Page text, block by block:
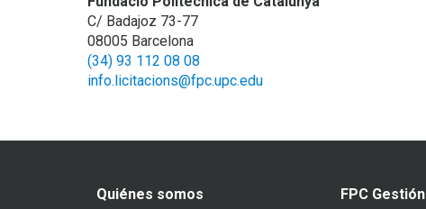
C/ Badajoz 73-77
08005 Barcelona
(34) 93 112 08 08
info.licitacions@fpc.upc.edu
Quiénes somos FPC Gestión